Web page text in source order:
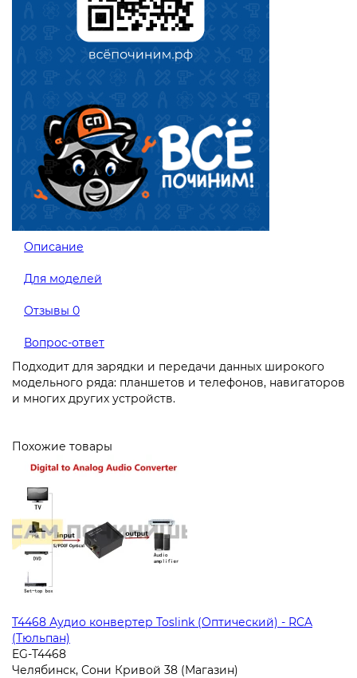
Описание
Для моделей
Отзывы 0
Вопрос-ответ
Подходит для зарядки и передачи данных широкого
модельного ряда: планшетов и телефонов, навигаторов
и многих других устройств.
Похожие товары
T4468 Аудио конвертер Toslink (Оптический) - RCA
(Тюльпан)
EG-T4468
Челябинск, Сони Кривой 38 (Магазин)